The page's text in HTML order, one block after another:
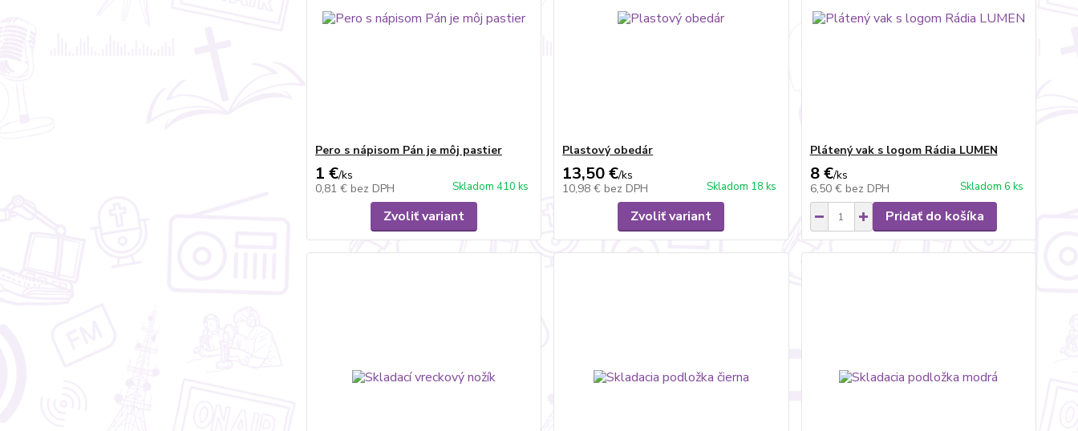
Pero s nápisom Pán je môj pastier
1 €/ks
0,81 € bez DPH Skladom 410 ks
Zvoliť variant
Plastový obedár
13,50 €/ks
10,98 € bez DPH Skladom 18 ks
Zvoliť variant
Plátený vak s logom Rádia LUMEN
8 €/ks
6,50 € bez DPH Skladom 6 ks
Pridať do košíka